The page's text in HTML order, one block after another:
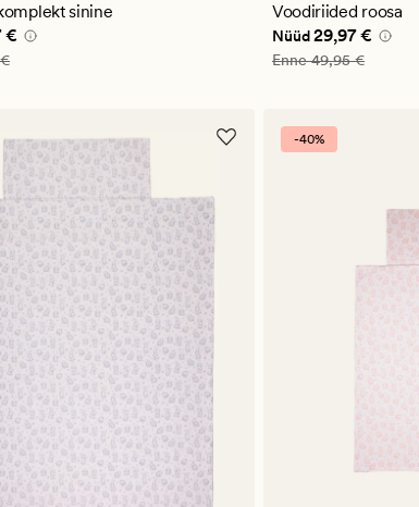
sinine
pris_ee
€
Voodiriided roosa
Nåværende pris_ee
Nüüd29,97 €
Vanlig pris_ee
Enne49,95 €
-40%